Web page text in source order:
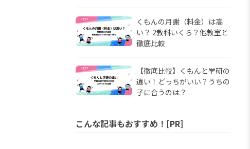
くもんの月謝（料金）は高
い？ 2教科いくら？他教室と
徹底比較
【徹底比較】くもんと学研の
違い！どっちがいい？うちの
子に合うのは？
こんな記事もおすすめ！[PR]